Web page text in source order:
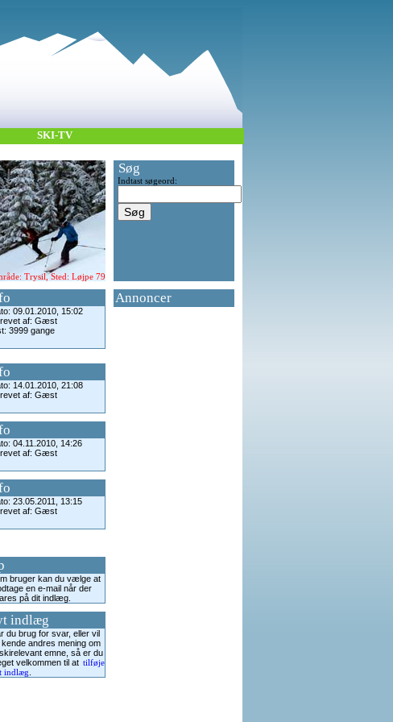
SKI-TV
Trysil, Sted: Løjpe 79
09.01.2010, 15:02
af: Gæst
3999 gange
14.01.2010, 21:08
af: Gæst
04.11.2010, 14:26
af: Gæst
23.05.2011, 13:15
af: Gæst
bruger kan du vælge at
en e-mail når der
på dit indlæg.
indlæg
du brug for svar, eller vil
kende andres mening om
emne, så er du
velkommen til at tilføje
indlæg
Søg
Indtast søgeord:
Annoncer